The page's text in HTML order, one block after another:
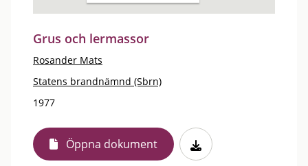
Grus och lermassor
Rosander Mats
Statens brandnämnd (Sbrn)
1977
Öppna dokument